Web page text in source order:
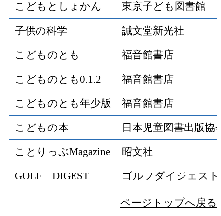
こどもとしょかん 東京子ども図書館
子供の科学 誠文堂新光社
こどものとも 福音館書店
こどものとも0.1.2 福音館書店
こどものとも年少版 福音館書店
こどもの本 日本児童図書出版協
ことりっぷMagazine 昭文社
GOLF DIGEST ゴルフダイジェス
ページトップへ戻る